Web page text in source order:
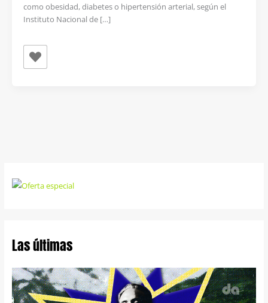
como obesidad, diabetes o hipertensión arterial, según el
Instituto Nacional de […]
Las últimas